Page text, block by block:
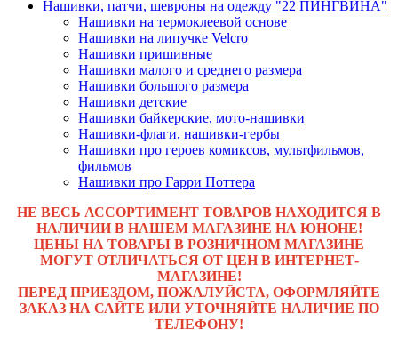
Нашивки, патчи, шевроны на одежду "22 ПИНГВИНА"
Нашивки на термоклеевой основе
Нашивки на липучке Velcro
Нашивки пришивные
Нашивки малого и среднего размера
Нашивки большого размера
Нашивки детские
Нашивки байкерские, мото-нашивки
Нашивки-флаги, нашивки-гербы
Нашивки про героев комиксов, мультфильмов,
фильмов
Нашивки про Гарри Поттера
НЕ ВЕСЬ АССОРТИМЕНТ ТОВАРОВ НАХОДИТСЯ В
НАЛИЧИИ В НАШЕМ МАГАЗИНЕ НА ЮНОНЕ!
ЦЕНЫ НА ТОВАРЫ В РОЗНИЧНОМ МАГАЗИНЕ
МОГУТ ОТЛИЧАТЬСЯ ОТ ЦЕН В ИНТЕРНЕТ-
МАГАЗИНЕ!
ПЕРЕД ПРИЕЗДОМ, ПОЖАЛУЙСТА, ОФОРМЛЯЙТЕ
ЗАКАЗ НА САЙТЕ ИЛИ УТОЧНЯЙТЕ НАЛИЧИЕ ПО
ТЕЛЕФОНУ!